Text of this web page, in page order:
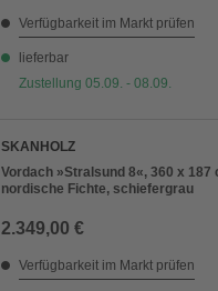
Verfügbarkeit im Markt prüfen
lieferbar
Zustellung 05.09. - 08.09.
SKANHOLZ
Vordach »Stralsund 8«, 360 x 187
nordische Fichte, schiefergrau
2.349,00 €
Verfügbarkeit im Markt prüfen